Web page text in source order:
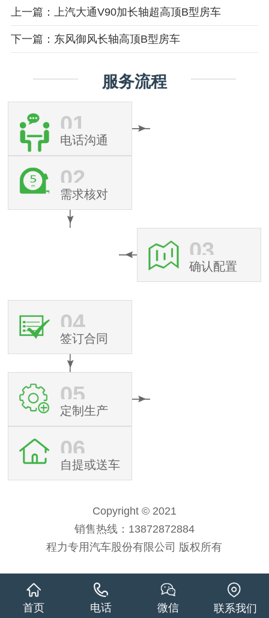
上一篇：上汽大通V90加长轴超高顶B型房车
下一篇：东风御风长轴高顶B型房车
服务流程
01
电话沟通
02
需求核对
03
确认配置
04
签订合同
05
定制生产
06
自提或送车
Copyright © 2021
销售热线：13872872884
程力专用汽车股份有限公司 版权所有
首页 电话 微信 联系我们